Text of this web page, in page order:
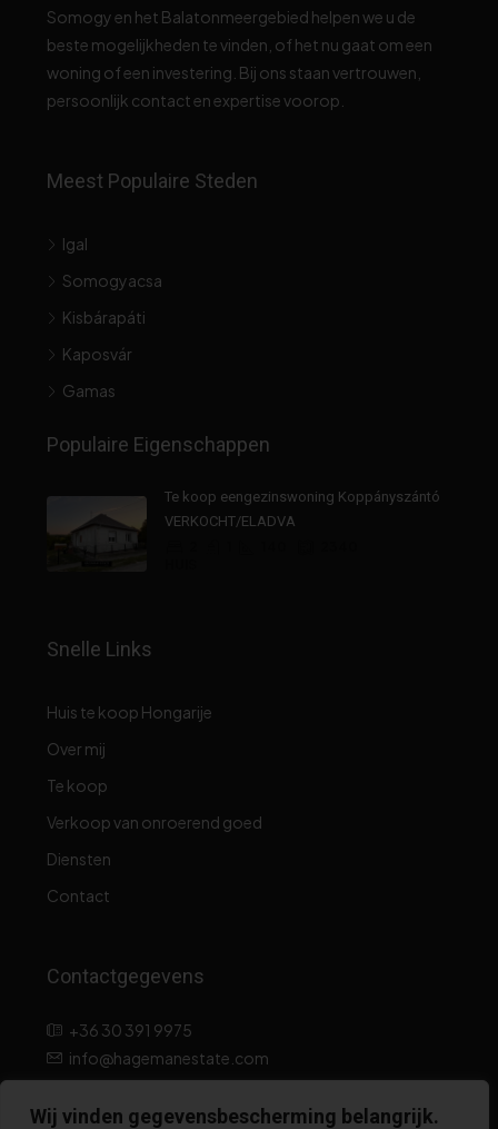
Wij vinden gegevensbescherming belangrijk.
Somogy en het Balatonmeergebied helpen we u de
beste mogelijkheden te vinden, of het nu gaat om een
woning of een investering. Bij ons staan vertrouwen,
persoonlijk contact en expertise voorop.
Meest Populaire Steden
Igal
Somogyacsa
Kisbárapáti
Kaposvár
Gamas
Populaire Eigenschappen
Te koop eengezinswoning Koppányszántó
VERKOCHT/ELADVA
Snelle Links
Huis te koop Hongarije
Over mij
Te koop
Verkoop van onroerend goed
Diensten
Contact
Contactgegevens
+36 30 391 9975
info@hagemanestate.com
Privacyverklaring